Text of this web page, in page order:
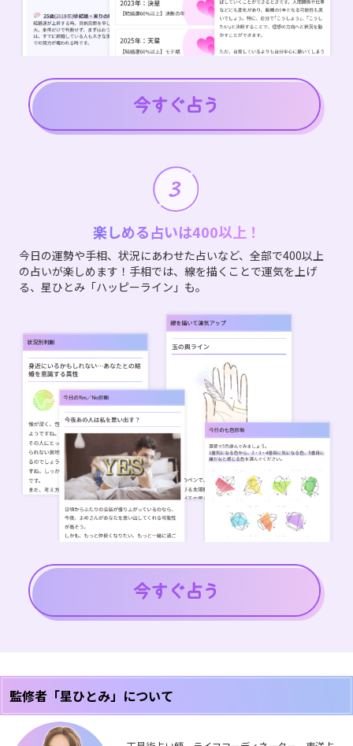
楽しめる占いは400以上！
今日の運勢や手相、状況にあわせた占いなど、全部で400以上
の占いが楽しめます！手相では、線を描くことで運気を上げ
る、星ひとみ「ハッピーライン」も。
監修者「星ひとみ」について